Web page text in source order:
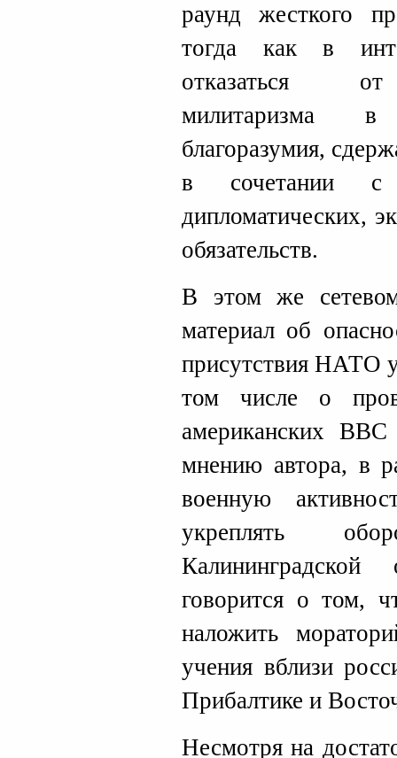
раунд жесткого
тогда как в
отказаться от
милитаризма в
благоразумия,
в сочетании с
дипломатических,
обязательств.
В этом же
материал об
присутствия НАТО
том числе о
американских
мнению автора, в
военную
укреплять
говорится о
наложить
учения вблизи
Прибалтике и
Несмотря на